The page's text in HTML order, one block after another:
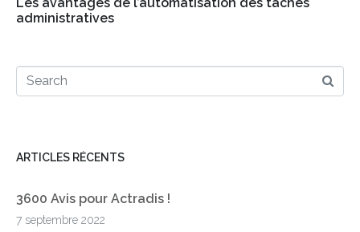
administratives
ARTICLES RÉCENTS
3600 Avis pour Actradis !
7 septembre 2022